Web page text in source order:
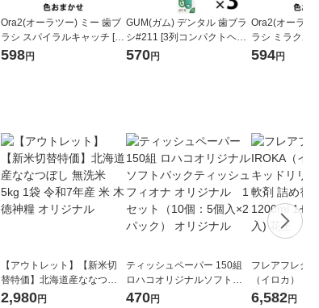
Ora2(オーラツー) ミー 歯ブ
ラシ スパイラルキャッチ [コ
ンパクトヘッド ふつう] 1セ
598円
GUM(ガム) デンタル 歯ブラ
シ#211 [3列コンパクトヘッ
ド ふつう 先細毛] 1セット(3
570円
Ora2(オーラツ
ラシ ミラクル
パクトヘッド
594円
【アウトレット】【新米切
替特価】北海道産ななつぼ
し 無洗米 5kg 1袋 令和7年産
2,980円
ティッシュペーパー 150組
ロハコオリジナルソフトパ
ックティッシュ フィオナ オ
470円
フレアフレグ
（イロカ） ネ
ーの香り 柔軟
6,582円